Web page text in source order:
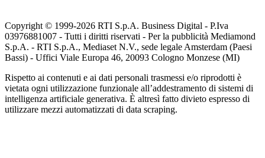
Copyright © 1999-2026 RTI S.p.A. Business Digital - P.Iva
03976881007 - Tutti i diritti riservati - Per la pubblicità Mediamond
S.p.A. - RTI S.p.A., Mediaset N.V., sede legale Amsterdam (Paesi
Bassi) - Uffici Viale Europa 46, 20093 Cologno Monzese (MI)
Rispetto ai contenuti e ai dati personali trasmessi e/o riprodotti è
vietata ogni utilizzazione funzionale all’addestramento di sistemi di
intelligenza artificiale generativa. È altresì fatto divieto espresso di
utilizzare mezzi automatizzati di data scraping.